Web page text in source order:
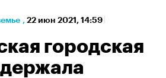
, 22 июн 2021, 14:59
городская